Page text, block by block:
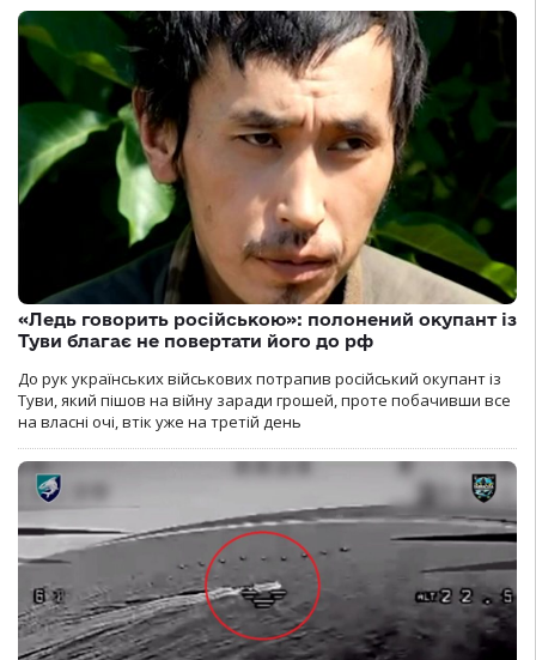
«Ледь говорить російською»: полонений окупант із
Туви благає не повертати його до рф
До рук українських військових потрапив російський окупант із
Туви, який пішов на війну заради грошей, проте побачивши все
на власні очі, втік уже на третій день